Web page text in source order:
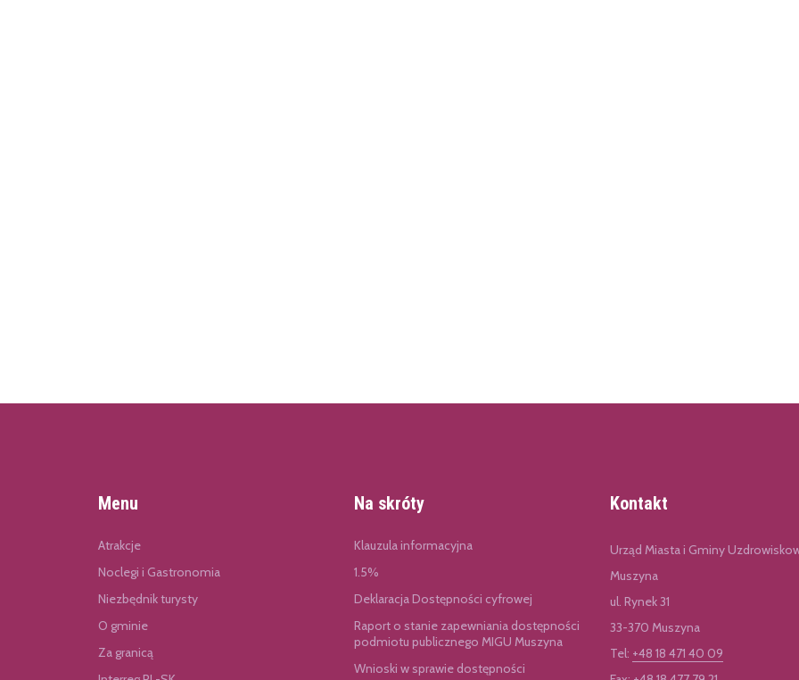
Menu
Atrakcje
Noclegi i Gastronomia
Niezbędnik turysty
O gminie
Za granicą
Na skróty
Klauzula informacyjna
1.5%
Deklaracja Dostępności cyfrowej
Raport o stanie zapewniania dostępności
podmiotu publicznego MIGU Muszyna
Wnioski w sprawie dostępności
Kontakt
Urząd Miasta i Gminy
Muszyna
ul. Rynek 31
33-370 Muszyna
Tel: +48 18 471 40 09